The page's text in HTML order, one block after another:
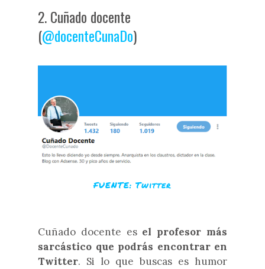
2. Cuñado docente
(@docenteCunaDo)
FUENTE: Twitter
Cuñado docente es el profesor más
sarcástico que podrás encontrar en
Twitter. Si lo que buscas es humor